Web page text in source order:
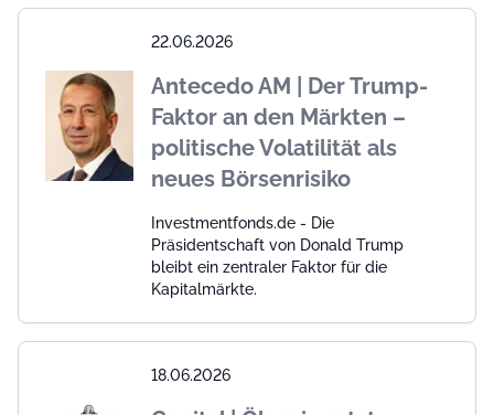
22.06.2026
Antecedo AM | Der Trump-
Faktor an den Märkten –
politische Volatilität als
neues Börsenrisiko
Investmentfonds.de - Die
Präsidentschaft von Donald Trump
bleibt ein zentraler Faktor für die
Kapitalmärkte.
18.06.2026